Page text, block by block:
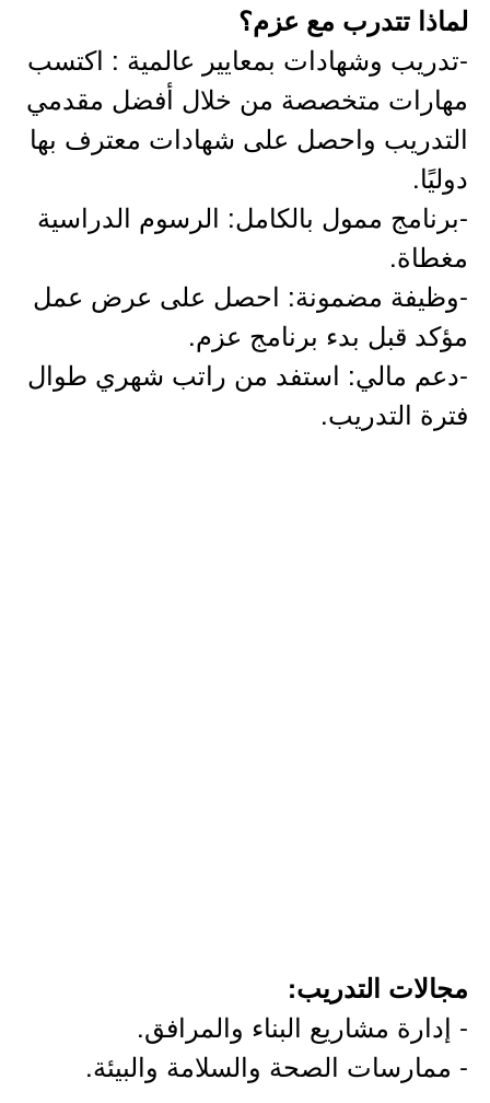
لماذا تتدرب مع عزم؟
-تدريب وشهادات بمعايير عالمية : اكتسب
مهارات متخصصة من خلال أفضل مقدمي
التدريب واحصل على شهادات معترف بها
دوليًا.
-برنامج ممول بالكامل: الرسوم الدراسية
مغطاة.
-وظيفة مضمونة: احصل على عرض عمل
مؤكد قبل بدء برنامج عزم.
-دعم مالي: استفد من راتب شهري طوال
فترة التدريب.
مجالات التدريب:
- إدارة مشاريع البناء والمرافق.
- ممارسات الصحة والسلامة والبيئة.